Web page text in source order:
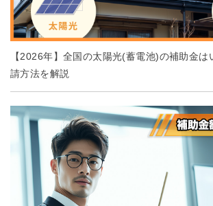
【2026年】全国の太陽光(蓄電池)の補助金は
請方法を解説